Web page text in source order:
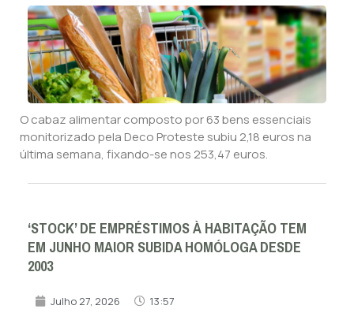
O cabaz alimentar composto por 63 bens essenciais
monitorizado pela Deco Proteste subiu 2,18 euros na
última semana, fixando-se nos 253,47 euros.
‘STOCK’ DE EMPRÉSTIMOS À HABITAÇÃO TEM
EM JUNHO MAIOR SUBIDA HOMÓLOGA DESDE
2003
Julho 27, 2026 13:57